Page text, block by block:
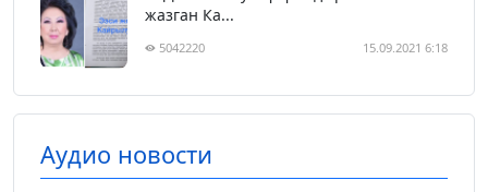
жазган Ка...
5042220 15.09.2021 6:18
Аудио новости